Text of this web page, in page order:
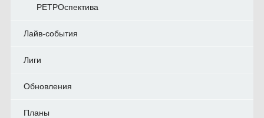
РЕТРОспектива
Лайв-события
Лиги
Обновления
Планы